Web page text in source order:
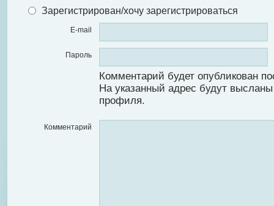
Зарегистрирован/хочу зарегистрироваться
E-mail
Пароль
Комментарий будет опубликован
На указанный адрес будут
профиля.
Комментарий